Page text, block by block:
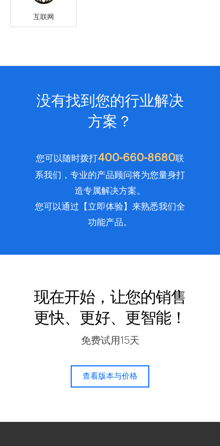
互联网
没有找到您的行业解决
方案？
您可以随时拨打400-660-8680联
系我们，专业的产品顾问将为您量身打
造专属解决方案。
您可以通过【立即体验】来熟悉我们全
功能产品。
现在开始，让您的销售
更快、更好、更智能！
免费试用15天
查看版本与价格